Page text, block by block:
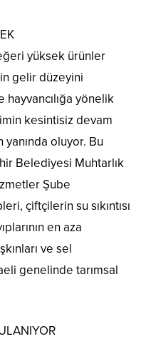
yüksek ürünler
gelir düzeyini
hayvancılığa yönelik
kesintisiz devam
oluyor. Bu
Belediyesi Muhtarlık
Şube
çiftçilerin su sıkıntısı
en aza
ve sel
genelinde tarımsal